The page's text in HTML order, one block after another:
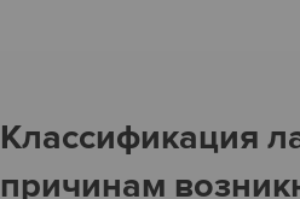
Классификация
причинам